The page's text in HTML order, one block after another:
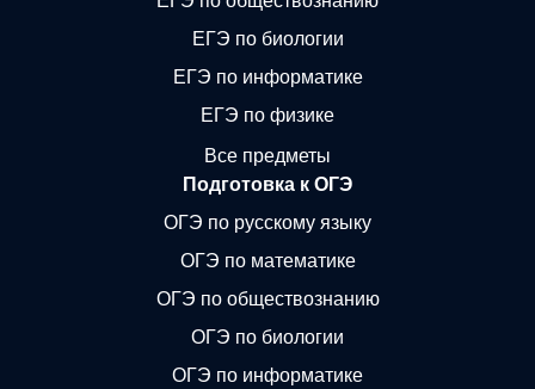
ЕГЭ по биологии
ЕГЭ по информатике
ЕГЭ по физике
Все предметы
Подготовка к ОГЭ
ОГЭ по русскому языку
ОГЭ по математике
ОГЭ по обществознанию
ОГЭ по биологии
ОГЭ по информатике